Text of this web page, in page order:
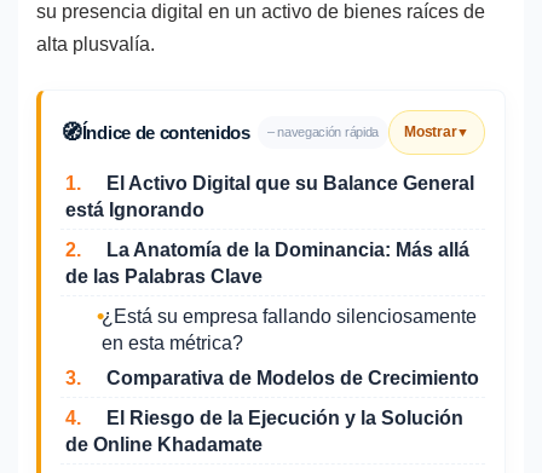
su presencia digital en un activo de bienes raíces de
alta plusvalía.
🧭Índice de contenidos – navegación rápida Mostrar▼
1.
El Activo Digital que su Balance General
está Ignorando
2.
La Anatomía de la Dominancia: Más allá
de las Palabras Clave
¿Está su empresa fallando silenciosamente
en esta métrica?
3.
Comparativa de Modelos de Crecimiento
4.
El Riesgo de la Ejecución y la Solución
de Online Khadamate